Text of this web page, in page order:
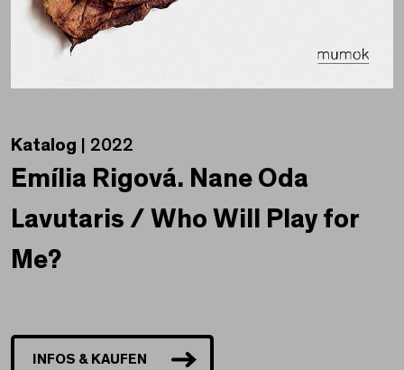
Katalog | 2022
Emília Rigová. Nane Oda
Lavutaris / Who Will Play for
Me?
INFOS & KAUFEN